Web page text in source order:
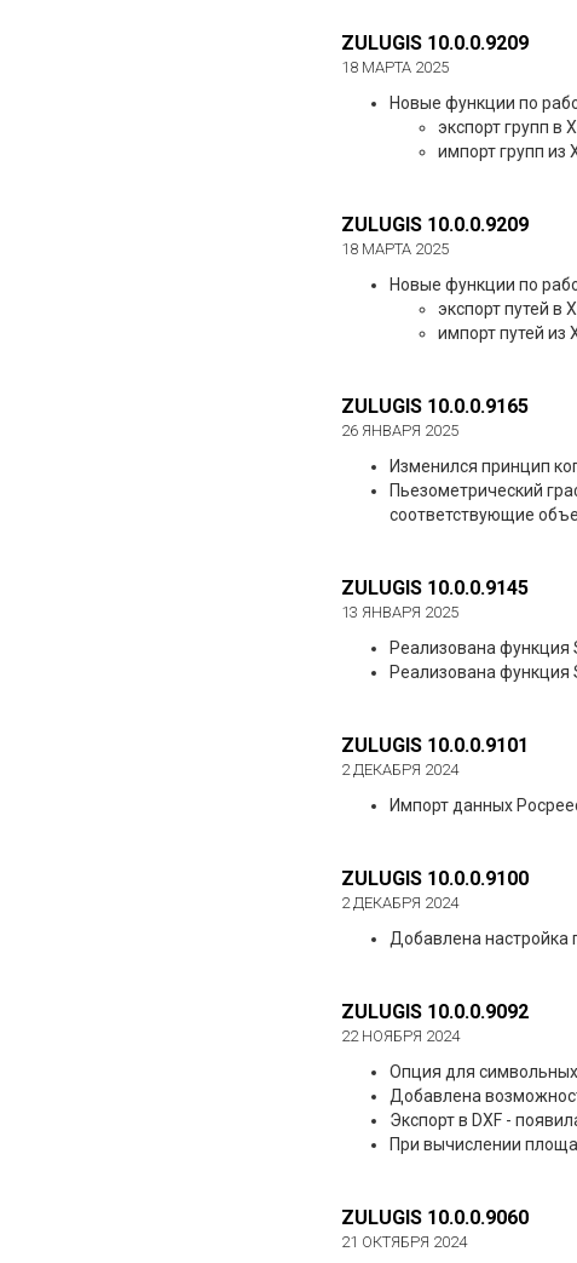
ZULUGIS 10.0.0.9209
18 МАРТА 2025
Новые функции по
экспорт групп в
импорт групп из
ZULUGIS 10.0.0.9209
18 МАРТА 2025
Новые функции по
экспорт путей в
импорт путей из
ZULUGIS 10.0.0.9165
26 ЯНВАРЯ 2025
Изменился принцип
Пьезометрический
соответствующие
ZULUGIS 10.0.0.9145
13 ЯНВАРЯ 2025
Реализована функция
Реализована функция
ZULUGIS 10.0.0.9101
2 ДЕКАБРЯ 2024
Импорт данных
ZULUGIS 10.0.0.9100
2 ДЕКАБРЯ 2024
Добавлена настройка
ZULUGIS 10.0.0.9092
22 НОЯБРЯ 2024
Опция для
Добавлена
Экспорт в DXF -
При вычислении
ZULUGIS 10.0.0.9060
21 ОКТЯБРЯ 2024